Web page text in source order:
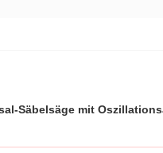
Säbelsäge mit